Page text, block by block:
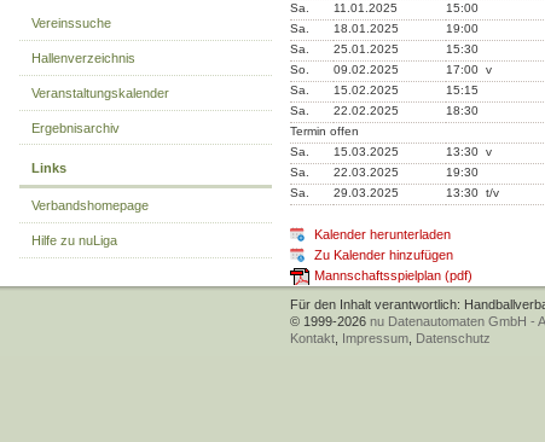
Vereinssuche
Hallenverzeichnis
Veranstaltungskalender
Ergebnisarchiv
Links
Verbandshomepage
Hilfe zu nuLiga
Sa.
11.01.2025 15:00
Sa.
18.01.2025 19:00
Sa.
25.01.2025 15:30
So.
09.02.2025 17:00 v
Sa.
15.02.2025 15:15
Sa.
22.02.2025 18:30
Termin offen
Sa.
15.03.2025 13:30 v
Sa.
22.03.2025 19:30
Sa.
29.03.2025 13:30 t/v
Kalender herunterladen
Zu Kalender hinzufügen
Mannschaftsspielplan (pdf)
Für den Inhalt verantwortlich:
© 1999-2026 nu Datenautomaten GmbH -
Kontakt Impressum Datenschutz